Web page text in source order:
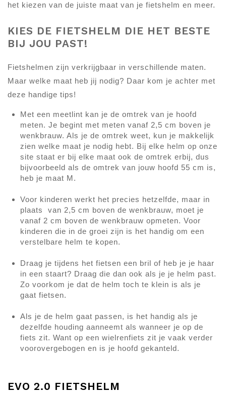
het kiezen van de juiste maat van je fietshelm en meer.
KIES DE FIETSHELM DIE HET BESTE
BIJ JOU PAST!
Fietshelmen zijn verkrijgbaar in verschillende maten.
Maar welke maat heb jij nodig? Daar kom je achter met
deze handige tips!
Met een meetlint kan je de omtrek van je hoofd
meten. Je begint met meten vanaf 2,5 cm boven je
wenkbrauw. Als je de omtrek weet, kun je makkelijk
zien welke maat je nodig hebt. Bij elke helm op onze
site staat er bij elke maat ook de omtrek erbij, dus
bijvoorbeeld als de omtrek van jouw hoofd 55 cm is,
heb je maat M.
Voor kinderen werkt het precies hetzelfde, maar in
plaats van 2,5 cm boven de wenkbrauw, moet je
vanaf 2 cm boven de wenkbrauw opmeten. Voor
kinderen die in de groei zijn is het handig om een
verstelbare helm te kopen.
Draag je tijdens het fietsen een bril of heb je je haar
in een staart? Draag die dan ook als je je helm past.
Zo voorkom je dat de helm toch te klein is als je
gaat fietsen.
Als je de helm gaat passen, is het handig als je
dezelfde houding aanneemt als wanneer je op de
fiets zit. Want op een wielrenfiets zit je vaak verder
voorovergebogen en is je hoofd gekanteld.
EVO 2.0 FIETSHELM